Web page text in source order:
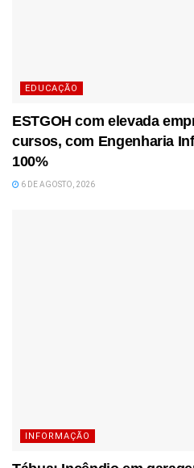
EDUCAÇÃO
ESTGOH com elevada
cursos, com Engenharia
100%
6 DE AGOSTO, 2026
INFORMAÇÃO